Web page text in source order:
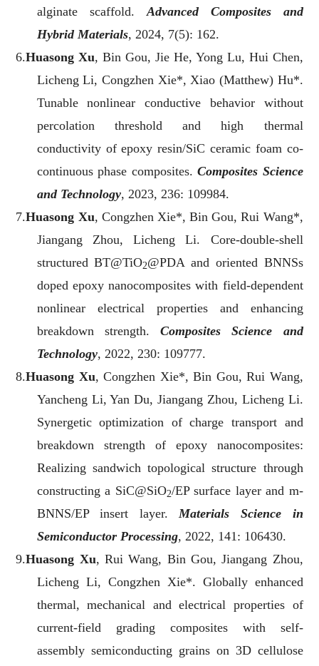
alginate scaffold.
Advanced Composites and
Hybrid Materials, 2024, 7(5): 162.
6.Huasong Xu, Bin Gou, Jie He, Yong Lu, Hui Chen,
Licheng Li, Congzhen Xie*, Xiao (Matthew) Hu*.
Tunable nonlinear conductive behavior without
percolation threshold and high thermal
conductivity of epoxy resin/SiC ceramic foam co-
continuous phase composites. Composites Science
and Technology, 2023, 236: 109984.
7.Huasong Xu, Congzhen Xie*, Bin Gou, Rui Wang*,
Jiangang Zhou, Licheng Li. Core-double-shell
structured BT@TiO2@PDA and oriented BNNSs
doped epoxy nanocomposites with field-dependent
nonlinear electrical properties and enhancing
breakdown strength.
Composites Science and
Technology, 2022, 230: 109777.
8.Huasong Xu, Congzhen Xie*, Bin Gou, Rui Wang,
Yancheng Li, Yan Du, Jiangang Zhou, Licheng Li.
Synergetic optimization of charge transport and
breakdown strength of epoxy nanocomposites:
Realizing sandwich topological structure through
constructing a SiC@SiO2/EP surface layer and m-
BNNS/EP insert layer. Materials Science in
Semiconductor Processing, 2022, 141: 106430.
9.Huasong Xu, Rui Wang, Bin Gou, Jiangang Zhou,
Licheng Li, Congzhen Xie*. Globally enhanced
thermal, mechanical and electrical properties of
current-field grading composites with self-
assembly semiconducting grains on 3D cellulose